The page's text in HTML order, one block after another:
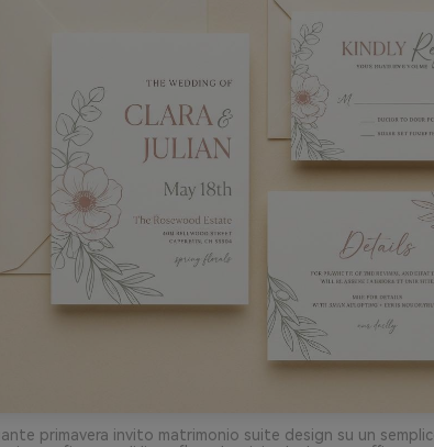
primavera invito matrimonio suite design su un